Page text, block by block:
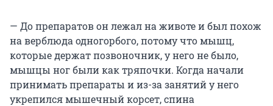
— До препаратов он лежал на животе и был похож
на верблюда одногорбого, потому что мышц,
которые держат позвоночник, у него не было,
мышцы ног были как тряпочки. Когда начали
принимать препараты и из-за занятий у него
укрепился мышечный корсет, спина